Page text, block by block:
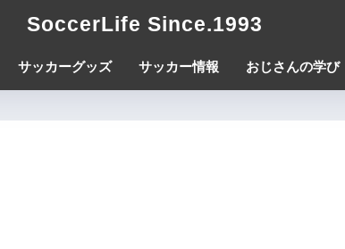
SoccerLife Since.1993
サッカーグッズ サッカー情報 おじさんの学び